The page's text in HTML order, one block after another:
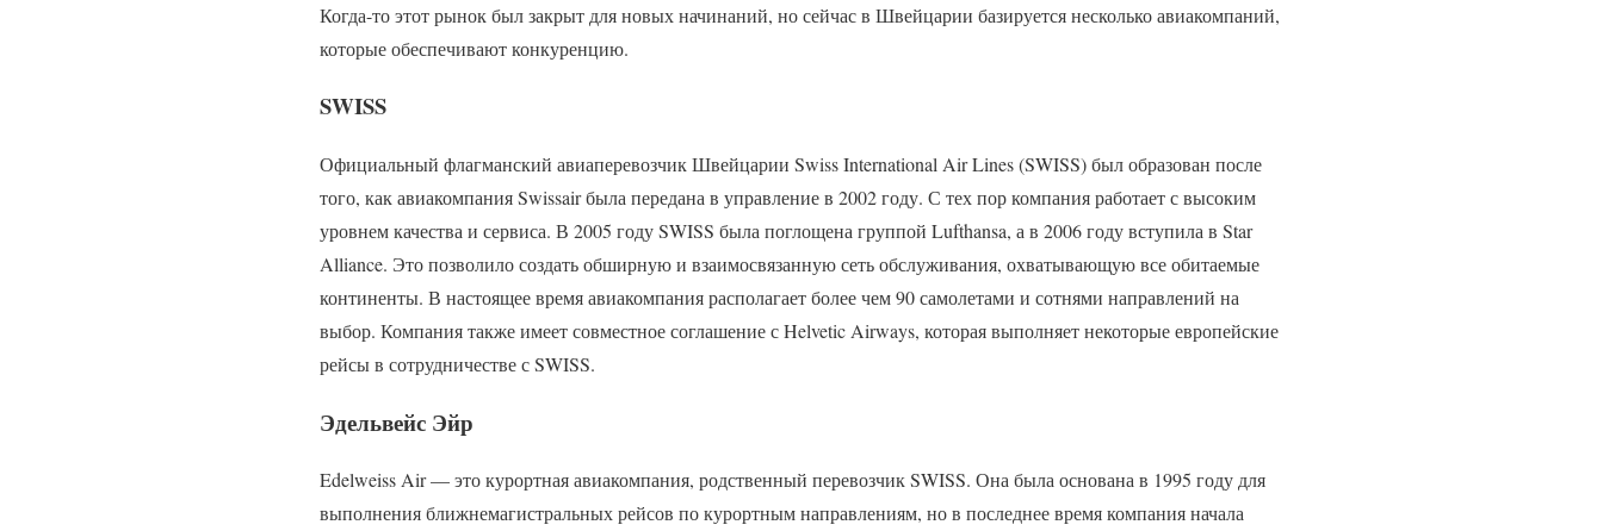
Когда-то этот рынок был закрыт для новых начинаний, но сейчас в Швейцарии базируется несколько авиакомпаний,
которые обеспечивают конкуренцию.
SWISS
Официальный флагманский авиаперевозчик Швейцарии Swiss International Air Lines (SWISS) был образован после
того, как авиакомпания Swissair была передана в управление в 2002 году. С тех пор компания работает с высоким
уровнем качества и сервиса. В 2005 году SWISS была поглощена группой Lufthansa, а в 2006 году вступила в Star
Alliance. Это позволило создать обширную и взаимосвязанную сеть обслуживания, охватывающую все обитаемые
континенты. В настоящее время авиакомпания располагает более чем 90 самолетами и сотнями направлений на
выбор. Компания также имеет совместное соглашение с Helvetic Airways, которая выполняет некоторые европейские
рейсы в сотрудничестве с SWISS.
Эдельвейс Эйр
Edelweiss Air — это курортная авиакомпания, родственный перевозчик SWISS. Она была основана в 1995 году для
выполнения ближнемагистральных рейсов по курортным направлениям, но в последнее время компания начала